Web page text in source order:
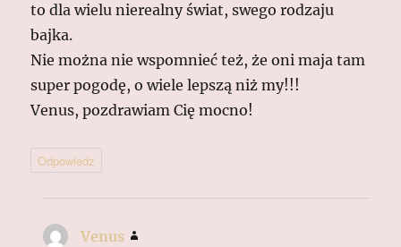
to dla wielu nierealny świat, swego rodzaju
bajka.
Nie można nie wspomnieć też, że oni maja tam
super pogodę, o wiele lepszą niż my!!!
Venus, pozdrawiam Cię mocno!
Odpowiedz
Venus